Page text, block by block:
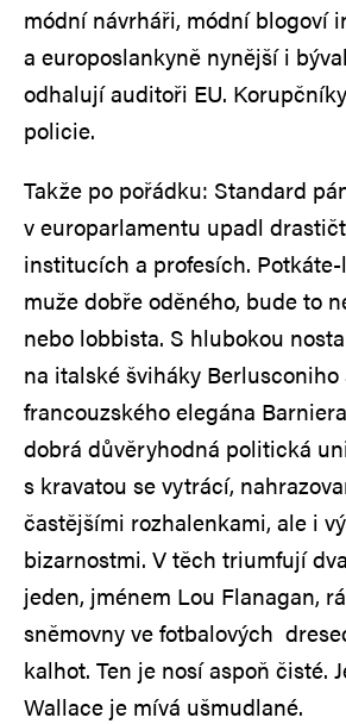
módní návrháři, módní blogoví
a europoslankyně nynější i
odhalují auditoři EU.
policie.
Takže po pořádku: Standard
v europarlamentu upadl
institucích a profesích.
muže dobře oděného, bude to
nebo lobbista. S hlubokou
na italské šviháky
francouzského elegána
dobrá důvěryhodná politická
s kravatou se vytrácí,
častějšími rozhalenkami, ale i
bizarnostmi. V těch triumfují
jeden, jménem Lou Flanagan,
sněmovny ve fotbalových
kalhot. Ten je nosí aspoň čisté.
Wallace je mívá ušmudlané.